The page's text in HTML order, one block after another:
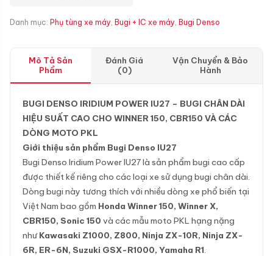
Danh mục: Phụ tùng xe máy, Bugi + IC xe máy, Bugi Denso
Mô Tả Sản
Phẩm
Đánh Giá
(0)
Vận Chuyển & Bảo
Hành
BUGI DENSO IRIDIUM POWER IU27 – BUGI CHÂN DÀI
HIỆU SUẤT CAO CHO WINNER 150, CBR150 VÀ CÁC
DÒNG MOTO PKL
Giới thiệu sản phẩm Bugi Denso IU27
Bugi Denso Iridium Power IU27 là sản phẩm bugi cao cấp
được thiết kế riêng cho các loại xe sử dụng bugi chân dài.
Dòng bugi này tương thích với nhiều dòng xe phổ biến tại
Việt Nam bao gồm Honda Winner 150, Winner X,
CBR150, Sonic 150 và các mẫu moto PKL hạng nặng
như Kawasaki Z1000, Z800, Ninja ZX-10R, Ninja ZX-
6R, ER-6N, Suzuki GSX-R1000, Yamaha R1.